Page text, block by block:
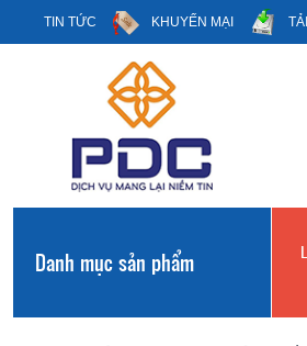
TIN TỨC KHUYẾN MẠI
Danh mục sản phẩm